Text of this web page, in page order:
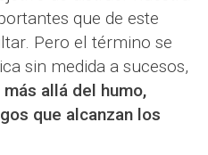
que de este
Pero el término se
sin medida a sucesos,
más allá del humo,
que alcanzan los